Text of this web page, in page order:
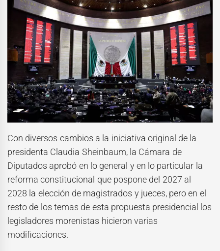
Con diversos cambios a la iniciativa original de la
presidenta Claudia Sheinbaum, la Cámara de
Diputados aprobó en lo general y en lo particular la
reforma constitucional que pospone del 2027 al
2028 la elección de magistrados y jueces, pero en el
resto de los temas de esta propuesta presidencial los
legisladores morenistas hicieron varias
modificaciones.